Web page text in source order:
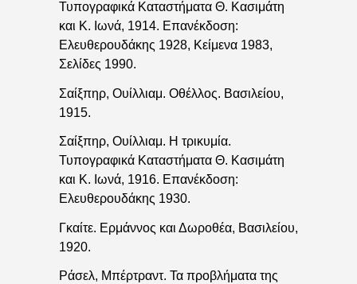
Τυπογραφικά Καταστήματα Θ. Κασιμάτη
και Κ. Ιωνά, 1914. Επανέκδοση:
Ελευθερουδάκης 1928, Κείμενα 1983,
Σελίδες 1990.
Σαίξπηρ, Ουίλλιαμ. Οθέλλος. Βασιλείου,
1915.
Σαίξπηρ, Ουίλλιαμ. Η τρικυμία.
Τυπογραφικά Καταστήματα Θ. Κασιμάτη
και Κ. Ιωνά, 1916. Επανέκδοση:
Ελευθερουδάκης 1930.
Γκαίτε. Ερμάννος και Δωροθέα, Βασιλείου,
1920.
Ράσελ, Μπέρτραντ. Τα προβλήματα της